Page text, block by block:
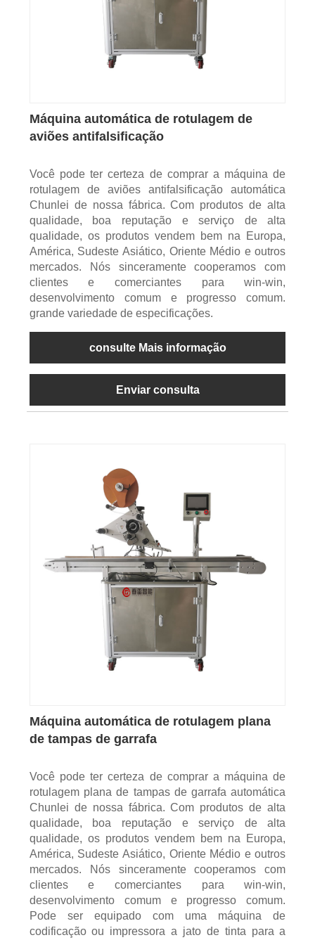
Máquina automática de rotulagem de
aviões antifalsificação
Você pode ter certeza de comprar a máquina de
rotulagem de aviões antifalsificação automática
Chunlei de nossa fábrica. Com produtos de alta
qualidade, boa reputação e serviço de alta
qualidade, os produtos vendem bem na Europa,
América, Sudeste Asiático, Oriente Médio e outros
mercados. Nós sinceramente cooperamos com
clientes e comerciantes para win-win,
desenvolvimento comum e progresso comum.
grande variedade de especificações.
consulte Mais informação
Enviar consulta
Máquina automática de rotulagem plana
de tampas de garrafa
Você pode ter certeza de comprar a máquina de
rotulagem plana de tampas de garrafa automática
Chunlei de nossa fábrica. Com produtos de alta
qualidade, boa reputação e serviço de alta
qualidade, os produtos vendem bem na Europa,
América, Sudeste Asiático, Oriente Médio e outros
mercados. Nós sinceramente cooperamos com
clientes e comerciantes para win-win,
desenvolvimento comum e progresso comum.
Pode ser equipado com uma máquina de
codificação ou impressora a jato de tinta para a